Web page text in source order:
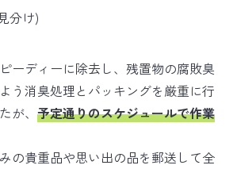
分け)
ーディーに除去し、残置物の腐敗臭
う消臭処理とパッキングを厳重に行
が、 予定通りのスケジュールで作業
の貴重品や思い出の品を郵送して全